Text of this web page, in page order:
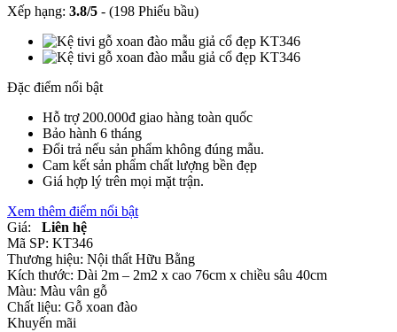
Xếp hạng: 3.8/5 - (198 Phiếu bầu)
Đặc điểm nổi bật
Hỗ trợ 200.000đ giao hàng toàn quốc
Bảo hành 6 tháng
Đổi trả nếu sản phẩm không đúng mẫu.
Cam kết sản phẩm chất lượng bền đẹp
Giá hợp lý trên mọi mặt trận.
Xem thêm điểm nổi bật
Giá:
Liên hệ
Mã SP: KT346
Thương hiệu: Nội thất Hữu Bằng
Kích thước: Dài 2m – 2m2 x cao 76cm x chiều sâu 40cm
Màu: Màu vân gỗ
Chất liệu: Gỗ xoan đào
Khuyến mãi